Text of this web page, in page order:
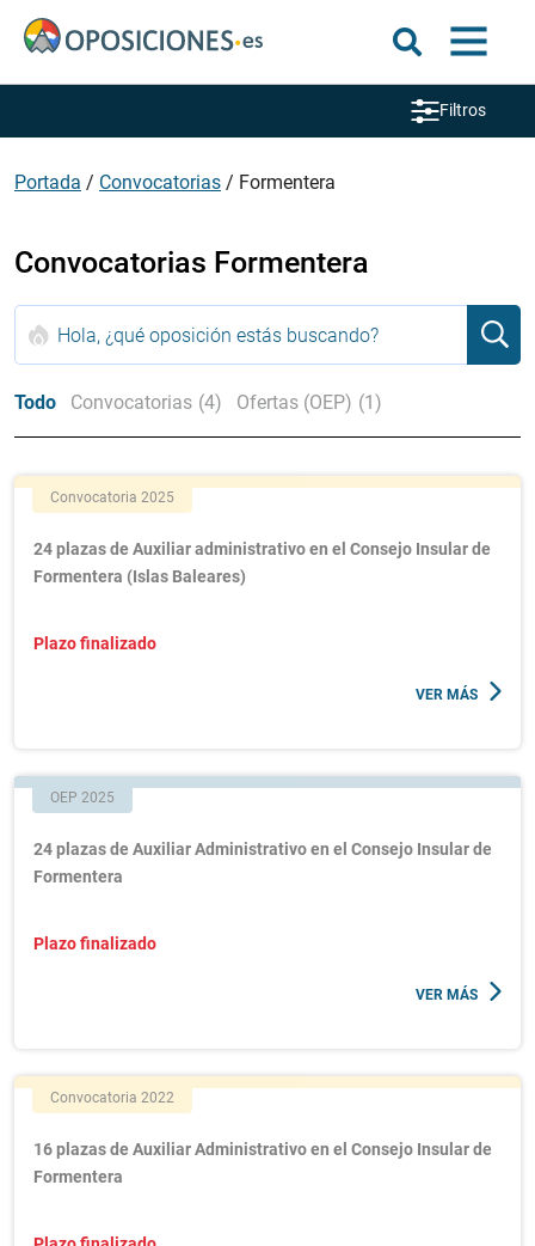
Filtros
Portada / Convocatorias / Formentera
Convocatorias Formentera
Todo Convocatorias (4) Ofertas (OEP) (1)
Convocatoria 2025
24 plazas de Auxiliar administrativo en el Consejo Insular de
Formentera (Islas Baleares)
Plazo finalizado
VER MÁS
OEP 2025
24 plazas de Auxiliar Administrativo en el Consejo Insular de
Formentera
Plazo finalizado
VER MÁS
Convocatoria 2022
16 plazas de Auxiliar Administrativo en el Consejo Insular de
Formentera